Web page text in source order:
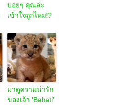
บ่อยๆ คุณล่ะ
เข้าใจถูกไหม!?
มาดูความน่ารัก
ของเจ้า ‘Bahati’